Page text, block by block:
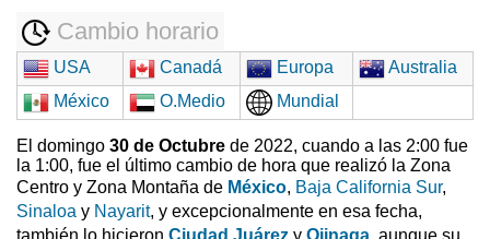
Cambio horario
USA Canadá Europa
Australia
México
O.Medio Mundial
El domingo 30 de Octubre de 2022, cuando a las 2:00 fue
la 1:00, fue el último cambio de hora que realizó la Zona
Centro y Zona Montaña de México, Baja California Sur,
Sinaloa y Nayarit, y excepcionalmente en esa fecha,
también lo hicieron Ciudad Juárez y Ojinaga, aunque su